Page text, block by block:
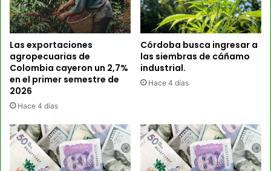
Las exportaciones
agropecuarias de
Colombia cayeron un 2,7%
en el primer semestre de
2026
Hace 4 días
Córdoba busca ingresar a
las siembras de cáñamo
industrial.
Hace 4 días